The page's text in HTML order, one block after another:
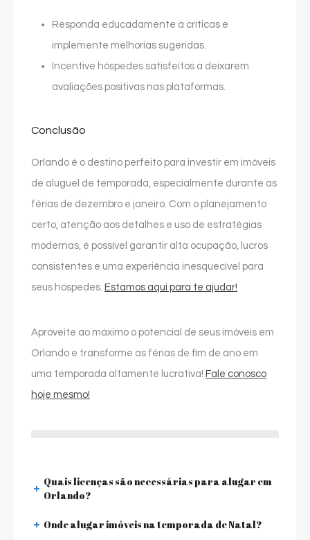
Responda educadamente a críticas e
implemente melhorias sugeridas.
Incentive hóspedes satisfeitos a deixarem
avaliações positivas nas plataformas.
Conclusão
Orlando é o destino perfeito para investir em imóveis
de aluguel de temporada, especialmente durante as
férias de dezembro e janeiro. Com o planejamento
certo, atenção aos detalhes e uso de estratégias
modernas, é possível garantir alta ocupação, lucros
consistentes e uma experiência inesquecível para
seus hóspedes. Estamos aqui para te ajudar!
Aproveite ao máximo o potencial de seus imóveis em
Orlando e transforme as férias de fim de ano em
uma temporada altamente lucrativa! Fale conosco
hoje mesmo!
Quais licenças são necessárias para alugar em
Orlando?
Onde alugar imóveis na temporada de Natal?